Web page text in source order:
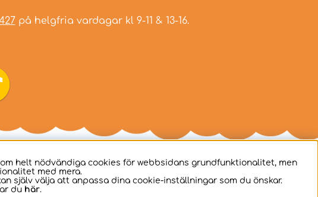
på helgfria vardagar kl 9-11 & 13-16.
helt nödvändiga cookies för webbsidans grundfunktionalitet, men
med mera.
själv välja att anpassa dina cookie-inställningar som du önskar.
du här.